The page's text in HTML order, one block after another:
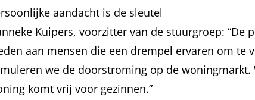
aandacht is de sleutel
Kuipers, voorzitter van de stuurgroep:
aan mensen die een drempel ervaren om te
we de doorstroming op de
komt vrij voor gezinnen.”